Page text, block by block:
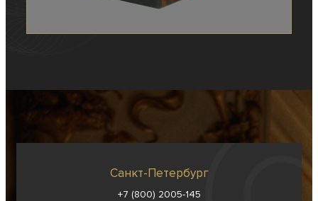
Санкт-Петербург
+7 (800) 2005-145